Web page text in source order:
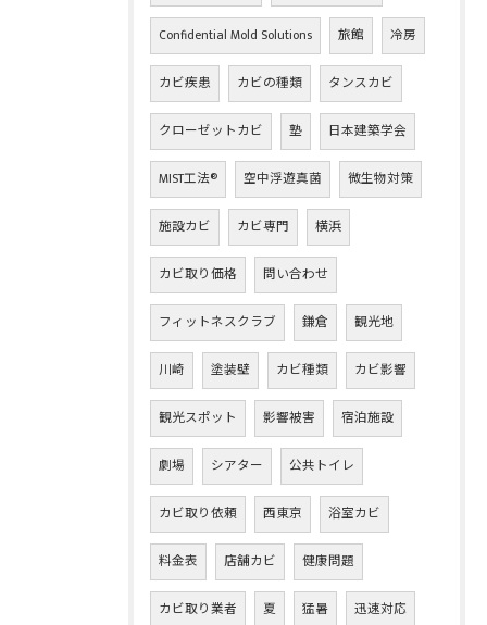
Confidential Mold Solutions 旅館 冷房
カビ疾患 カビの種類 タンスカビ
クローゼットカビ 塾 日本建築学会
MIST工法® 空中浮遊真菌 微生物対策
施設カビ カビ専門 横浜
カビ取り価格 問い合わせ
フィットネスクラブ 鎌倉 観光地
川崎 塗装壁 カビ種類 カビ影響
観光スポット 影響被害 宿泊施設
劇場 シアター 公共トイレ
カビ取り依頼 西東京 浴室カビ
料金表 店舗カビ 健康問題
カビ取り業者 夏 猛暑 迅速対応